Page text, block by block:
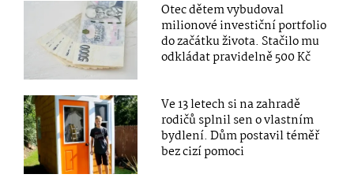
Otec dětem vybudoval
milionové investiční portfolio
do začátku života. Stačilo mu
odkládat pravidelně 500 Kč
Ve 13 letech si na zahradě
rodičů splnil sen o vlastním
bydlení. Dům postavil téměř
bez cizí pomoci